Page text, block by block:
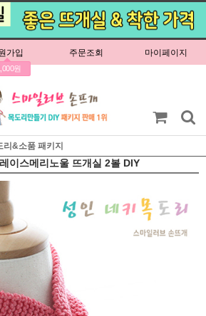
가입
원
주문조회 마이페이지
리&소품 패키지
이스메리노울 뜨개실 2볼 DIY